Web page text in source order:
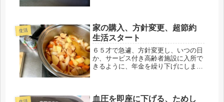
なので、まだ休めないぞ。３年間は職
に...
生活
家の購入、方針変更、超節約
生活スタート
６５才で急遽、方針変更し、いつの日
か、サービス付き高齢者施設に入所で
きるように、年金を繰り下げにしまし
くつもりが、老後計画は大幅に変更...
血圧を即座に下げる、ためし